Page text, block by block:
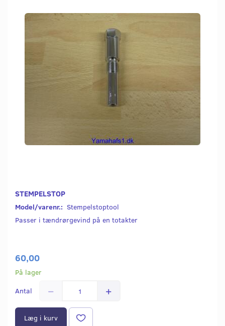
STEMPELSTOP
Model/varenr.: Stempelstoptool
Passer i tændrørgevind på en totakter
60,00
På lager
Antal
Læg i kurv